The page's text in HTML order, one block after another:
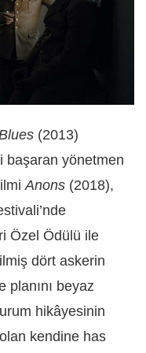
(2013)
başaran yönetmen
Anons (2018),
Özel Ödülü ile
dört askerin
planını beyaz
hikâyesinin
kendine has